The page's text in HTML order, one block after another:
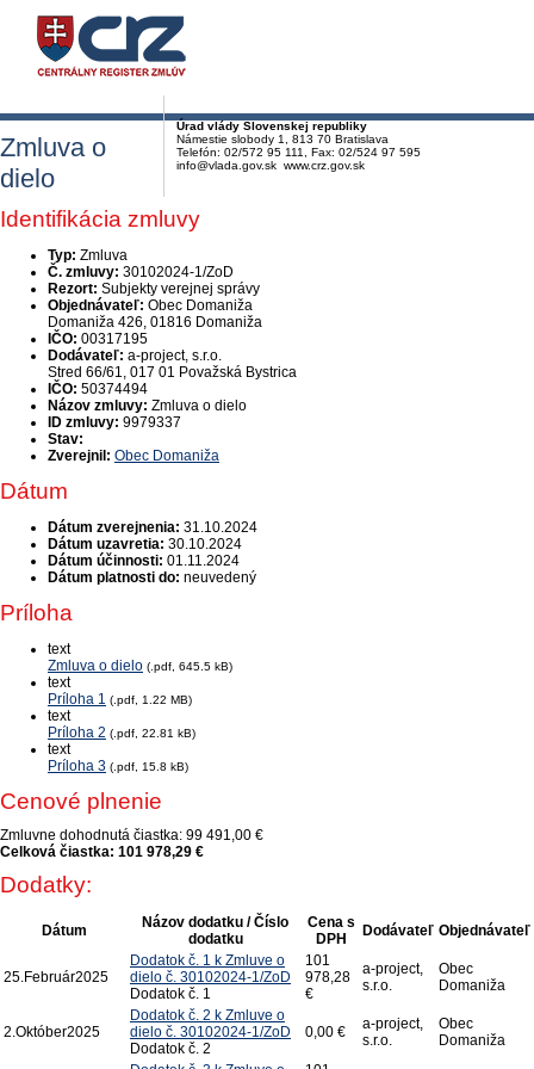
Úrad vlády Slovenskej republiky
Námestie slobody 1, 813 70 Bratislava
Telefón: 02/572 95 111, Fax: 02/524 97 595
info@vlada.gov.sk www.crz.gov.sk
Zmluva o
dielo
Identifikácia zmluvy
Typ: Zmluva
Č. zmluvy: 30102024-1/ZoD
Rezort: Subjekty verejnej správy
Objednávateľ: Obec Domaniža
Domaniža 426, 01816 Domaniža
IČO: 00317195
Dodávateľ: a-project, s.r.o.
Stred 66/61, 017 01 Považská Bystrica
IČO: 50374494
Názov zmluvy: Zmluva o dielo
ID zmluvy: 9979337
Stav:
Zverejnil: Obec Domaniža
Dátum
Dátum zverejnenia: 31.10.2024
Dátum uzavretia: 30.10.2024
Dátum účinnosti: 01.11.2024
Dátum platnosti do: neuvedený
Príloha
text
Zmluva o dielo (.pdf, 645.5 kB)
text
Príloha 1 (.pdf, 1.22 MB)
text
Príloha 2 (.pdf, 22.81 kB)
text
Príloha 3 (.pdf, 15.8 kB)
Cenové plnenie
Zmluvne dohodnutá čiastka: 99 491,00 €
Celková čiastka: 101 978,29 €
Dodatky:
Dátum
Názov dodatku / Číslo
dodatku
Cena s
DPH
Dodávateľ Objednávateľ
25.Február2025
Dodatok č. 1 k Zmluve o
dielo č. 30102024-1/ZoD
Dodatok č. 1
101
978,28
€
a-project,
s.r.o.
Obec
Domaniža
2.Október2025
Dodatok č. 2 k Zmluve o
dielo č. 30102024-1/ZoD
Dodatok č. 2
0,00 €
a-project,
s.r.o.
Obec
Domaniža